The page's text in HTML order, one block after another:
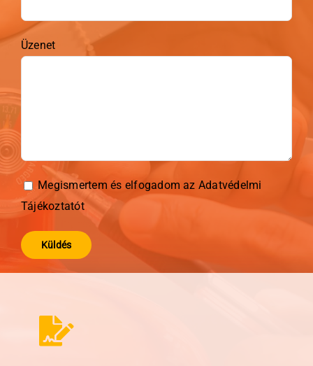
Üzenet
Megismertem és elfogadom az Adatvédelmi
Tájékoztatót